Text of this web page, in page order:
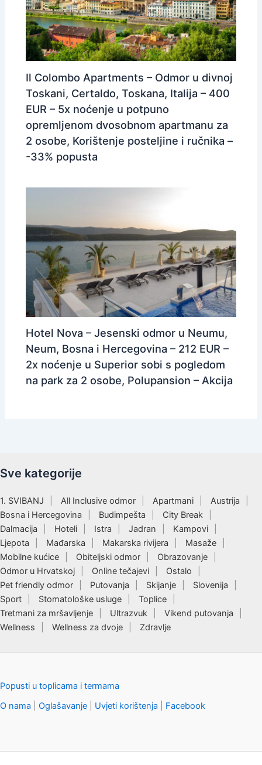
Il Colombo Apartments – Odmor u divnoj
Toskani, Certaldo, Toskana, Italija – 400
EUR – 5x noćenje u potpuno
opremljenom dvosobnom apartmanu za
2 osobe, Korištenje posteljine i ručnika –
-33% popusta
Hotel Nova – Jesenski odmor u Neumu,
Neum, Bosna i Hercegovina – 212 EUR –
2x noćenje u Superior sobi s pogledom
na park za 2 osobe, Polupansion – Akcija
Sve kategorije
1. SVIBANJ All Inclusive odmor Apartmani
Austrija
Bosna i Hercegovina
Budimpešta
City Break
Dalmacija
Hoteli Istra Jadran
Kampovi
Ljepota
Mađarska Makarska rivijera
Masaže
Mobilne kućice
Obiteljski odmor
Obrazovanje
Odmor u Hrvatskoj
Online tečajevi
Ostalo
Pet friendly odmor
Putovanja Skijanje
Slovenija
Sport
Stomatološke usluge
Toplice
Tretmani za mršavljenje
Ultrazvuk
Vikend putovanja
Wellness
Wellness za dvoje Zdravlje
Popusti u toplicama i termama
O nama
Oglašavanje Uvjeti korištenja Facebook